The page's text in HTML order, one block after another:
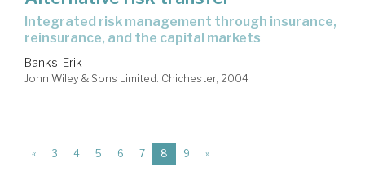
integrated risk management through insurance,
reinsurance, and the capital markets
Banks, Erik
John Wiley & Sons Limited. Chichester, 2004
« 3 4 5 6 7 8 (current)
9 »